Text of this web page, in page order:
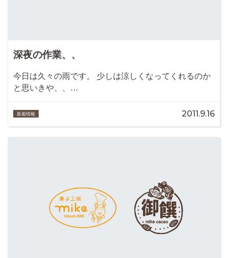
深夜の作業、、
今日は久々の雨です。 少しは涼しくなってくれるのか
と思いきや、、…
新着情報 2011.9.16